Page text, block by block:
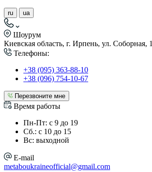
ru ua
Шоурум
Киевская область, г. Ирпень, ул. Соборная,
Телефоны:
+38 (095) 363-88-10
+38 (096) 754-10-67
Перезвоните мне
Время работы
Пн-Пт: с 9 до 19
Сб.: с 10 до 15
Вс: выходной
E-mail
metaboukraineofficial@gmail.com